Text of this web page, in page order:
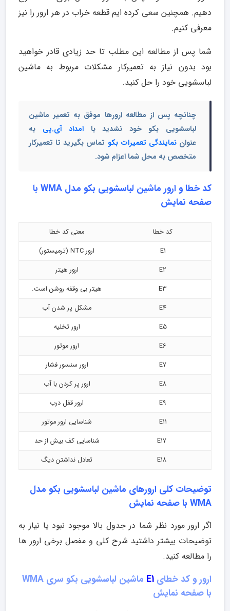
دهیم. همچنین سعی کرده ایم قطعه خراب در هر ارور را نیز
معرفی کنیم.
شما پس از مطالعه این مطلب تا حد زیادی قادر خواهید
بود بدون نیاز به تعمیرکار مشکلات مربوط به ماشین
لباسشویی خود را حل کنید.
چنانچه پس از مطالعه ارورها موفق به تعمیر ماشین
لباسشویی بکو خود نشدید با امداد آی.پی به
عنواننمایندگی تعمیرات بکو تماس بگیرید تا تعمیرکار
متخصص به محل شما اعزام شود.
کد خطا و ارور ماشین لباسشویی بکو مدل WMA با
صفحه نمایش
کد خطا
معنی کد خطا
E1
ارور NTC (ترمیستور)
E2
ارور هیتر
E3
هیتر بی وقفه روشن است.
E4
مشکل پر شدن آب
E5
ارور تخلیه
E6
ارور موتور
E7
ارور سنسور فشار
E8
ارور پر کردن با آب
E9
ارور قفل درب
E11
شناسایی ارور موتور
شناسایی کف بیش از حد
تعادل نداشتن دیگ
توضیحات کلی ارورهای ماشین لباسشویی بکو مدل
WMA با صفحه نمایش
اگر ارور مورد نظر شما در جدول بالا موجود نبود یا نیاز به
توضیحات بیشتر داشتید شرح کلی و مفصل برخی ارور ها
را مطالعه کنید.
ارور و کد خطای E1
ماشین لباسشویی بکو سری WMA
با صفحه نمایش